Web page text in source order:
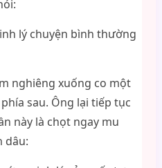
lý chuyện bình thường
nghiêng xuống co một
sau. Ông lại tiếp tục
này là chọt ngay mu
dâu: